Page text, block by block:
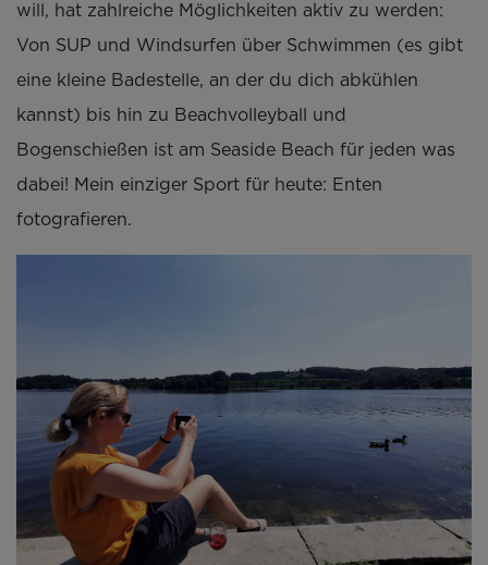
will, hat zahlreiche Möglichkeiten aktiv zu werden:
Von SUP und Windsurfen über Schwimmen (es gibt
eine kleine Badestelle, an der du dich abkühlen
kannst) bis hin zu Beachvolleyball und
Bogenschießen ist am Seaside Beach für jeden was
dabei! Mein einziger Sport für heute: Enten
fotografieren.